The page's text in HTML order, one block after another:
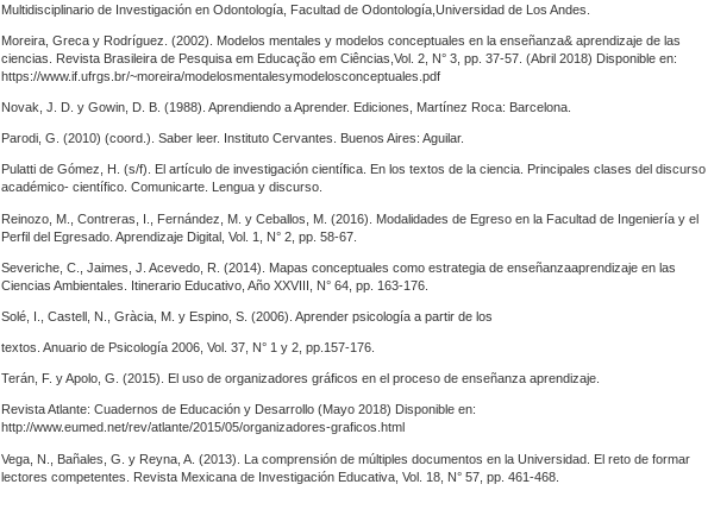
Multidisciplinario de Investigación en Odontología, Facultad de Odontología,Universidad de Los Andes.
Moreira, Greca y Rodríguez. (2002). Modelos mentales y modelos conceptuales en la enseñanza& aprendizaje de las
ciencias. Revista Brasileira de Pesquisa em Educação em Ciências,Vol. 2, N° 3, pp. 37-57. (Abril 2018) Disponible en:
https://www.if.ufrgs.br/~moreira/modelosmentalesymodelosconceptuales.pdf
Novak, J. D. y Gowin, D. B. (1988). Aprendiendo a Aprender. Ediciones, Martínez Roca: Barcelona.
Parodi, G. (2010) (coord.). Saber leer. Instituto Cervantes. Buenos Aires: Aguilar.
Pulatti de Gómez, H. (s/f). El artículo de investigación científica. En los textos de la ciencia. Principales clases del discurso
académico- científico. Comunicarte. Lengua y discurso.
Reinozo, M., Contreras, I., Fernández, M. y Ceballos, M. (2016). Modalidades de Egreso en la Facultad de Ingeniería y el
Perfil del Egresado. Aprendizaje Digital, Vol. 1, N° 2, pp. 58-67.
Severiche, C., Jaimes, J. Acevedo, R. (2014). Mapas conceptuales como estrategia de enseñanzaaprendizaje en las
Ciencias Ambientales. Itinerario Educativo, Año XXVIII, N° 64, pp. 163-176.
Solé, I., Castell, N., Gràcia, M. y Espino, S. (2006). Aprender psicología a partir de los
textos. Anuario de Psicología 2006, Vol. 37, N° 1 y 2, pp.157-176.
Terán, F. y Apolo, G. (2015). El uso de organizadores gráficos en el proceso de enseñanza aprendizaje.
Revista Atlante: Cuadernos de Educación y Desarrollo (Mayo 2018) Disponible en:
http://www.eumed.net/rev/atlante/2015/05/organizadores-graficos.html
Vega, N., Bañales, G. y Reyna, A. (2013). La comprensión de múltiples documentos en la Universidad. El reto de formar
lectores competentes. Revista Mexicana de Investigación Educativa, Vol. 18, N° 57, pp. 461-468.